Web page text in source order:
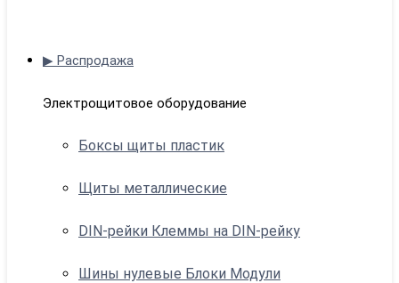
▶ Распродажа
Электрощитовое оборудование
Боксы щиты пластик
Щиты металлические
DIN-рейки Клеммы на DIN-рейку
Шины нулевые Блоки Модули